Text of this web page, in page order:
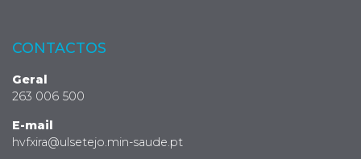
CONTACTOS
Geral
263 006 500
E-mail
hvfxira@ulsetejo.min-saude.pt